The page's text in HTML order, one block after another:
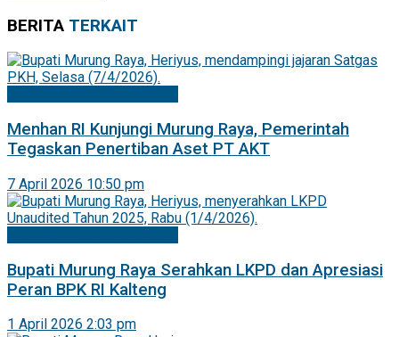
BERITA TERKAIT
Menhan RI Kunjungi Murung Raya, Pemerintah
Tegaskan Penertiban Aset PT AKT
7 April 2026 10:50 pm
Bupati Murung Raya Serahkan LKPD dan Apresiasi
Peran BPK RI Kalteng
1 April 2026 2:03 pm